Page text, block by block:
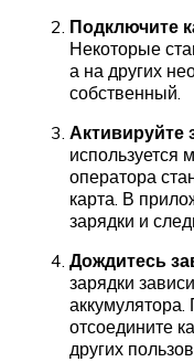
Подключите
Некоторые
а на других
собственный.
Активируйте
используется
оператора
карта. В
зарядки и
Дождитесь
зарядки
отсоедините
других